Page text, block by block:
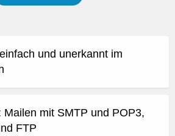
und unerkannt im
Mailen mit SMTP und POP3,
FTP